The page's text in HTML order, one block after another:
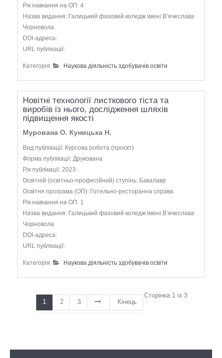
Рік навчання на ОП: 4
Назва видання: Галицький фаховий коледж імені В’ячеслава
Чорновола
DOI-адреса:
URL публікації:
Категорія: Наукова діяльність здобувачів освіти
Новітні технології листкового тіста та
виробів із нього, дослідження шляхів
підвищення якості
Мурована О. Куницька Н.
Вид публікації: Курсова робота (проєкт)
Форма публікації: Друкована
Рік публікації: 2023
Освітній (освітньо-професійний) ступінь: Бакалавр
Освітня програма (ОП): Готельно-ресторанна справа
Рік навчання на ОП: 1
Назва видання: Галицький фаховий коледж імені В’ячеслава
Чорновола
DOI-адреса:
URL публікації:
Категорія: Наукова діяльність здобувачів освіти
Сторінка 1 із 3
1
2 3 Кінець